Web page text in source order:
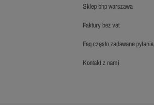
sklep bhp warszawa
faktury bez vat
faq często zadawane pytania
kontakt z nami